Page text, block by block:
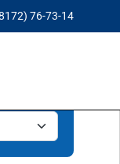
76-73-14